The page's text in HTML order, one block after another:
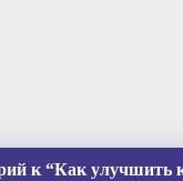
к “Как улучшить